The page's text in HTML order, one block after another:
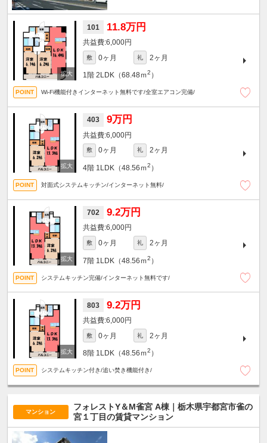
101 11.8万円
6,000円
敷 0ヶ月 礼 2ヶ月
1階 2LDK（68.48ｍ2 ）
Wi-Fi機能付きインターネット無料です/全室エアコン完備/
403 9万円
6,000円
敷 0ヶ月 礼 2ヶ月
4階 1LDK（48.56ｍ2 ）
対面式システムキッチン/インターネット無料/
702 9.2万円
6,000円
敷 0ヶ月 礼 2ヶ月
7階 1LDK（48.56ｍ2 ）
システムキッチン完備/インターネット無料です/
803 9.2万円
6,000円
敷 0ヶ月 礼 2ヶ月
8階 1LDK（48.56ｍ2 ）
システムキッチン付き/追い焚き機能付き/
マンション
フォレストY＆M雀宮 A棟｜栃木県宇都宮市雀の
宮１丁目の賃貸マンション